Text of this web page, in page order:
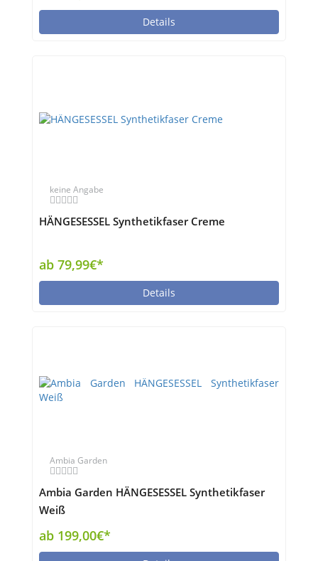
Details
keine Angabe
HÄNGESESSEL Synthetikfaser Creme
ab 79,99€*
Details
Ambia Garden
Ambia Garden HÄNGESESSEL Synthetikfaser
Weiß
ab 199,00€*